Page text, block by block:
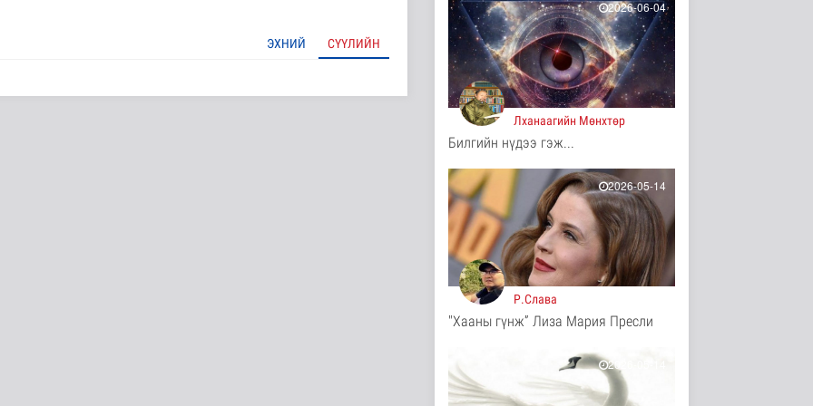
ЭХНИЙ СҮҮЛИЙН
3 цаг 4 минутын өмнө
Нэгдүгээр хорооллын
арын замыг
наймдугаар сарын ..
Нийгэм
3 цаг 11 минутын өмнө
ФРАНЦ: Иргэд рүү
сурталчилгааны дуу..
Дэлхийд
3 цаг 15 минутын өмнө
Олон Улсын таеквон-
догийн Ази тивийн
аварга шалг..
Cпорт
3 цаг 26 минутын өмнө
шигшээ баг Япон Улсыг
зорилоо
Cпорт
3 цаг 29 минутын өмнө
2026-06-04
Лханаагийн Мөнхтөр
Билгийн нүдээ гэж...
2026-05-14
Р.Слава
"Хааны гүнж” Лиза Мария Пресли
2026-05-14